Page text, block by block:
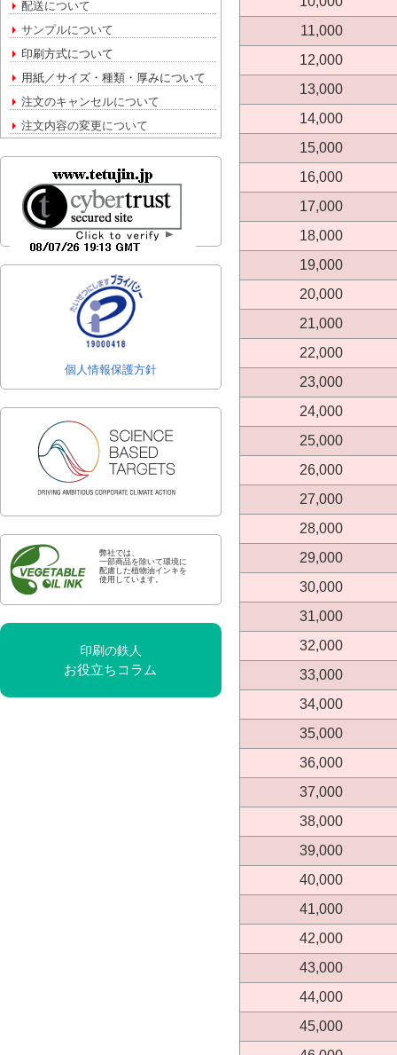
配送について
サンプルについて
印刷方式について
用紙／サイズ・種類・厚みについて
注文のキャンセルについて
注文内容の変更について
個人情報保護方針
弊社では、
一部商品を除いて環境に
配慮した植物油インキを
使用しています。
印刷の鉄人
お役立ちコラム
11,000
12,000
13,000
14,000
15,000
16,000
17,000
18,000
19,000
20,000
21,000
22,000
23,000
24,000
25,000
26,000
27,000
28,000
29,000
30,000
31,000
32,000
33,000
34,000
35,000
36,000
37,000
38,000
39,000
40,000
41,000
42,000
43,000
44,000
45,000